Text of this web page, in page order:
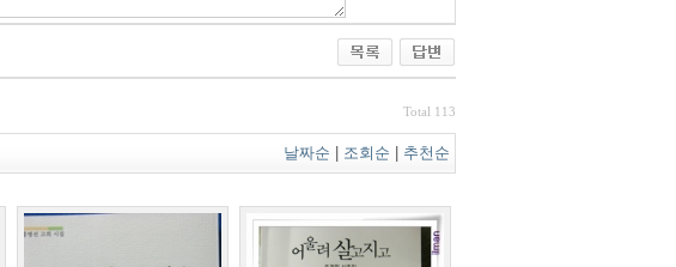
Total 113
날짜순 조회순 추천순